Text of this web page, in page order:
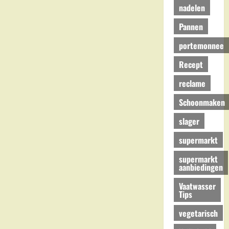
nadelen
Pannen
portemonnee
Recept
reclame
Schoonmaken
slager
supermarkt
supermarkt
aanbiedingen
Vaatwasser
Tips
vegetarisch